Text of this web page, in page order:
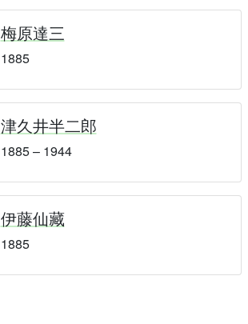
梅原達三
1885
津久井半二郎
1885 – 1944
伊藤仙藏
1885